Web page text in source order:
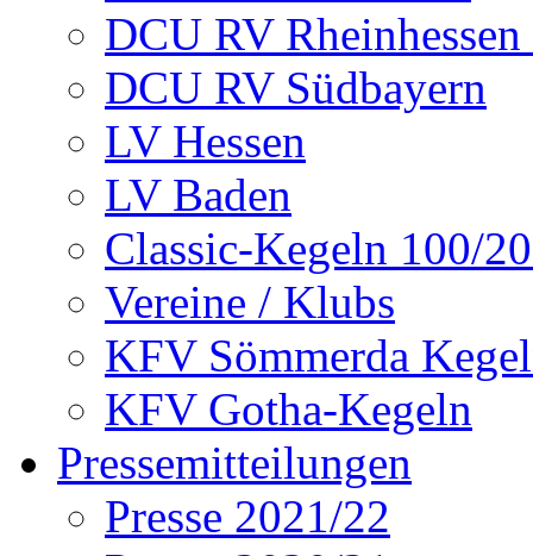
DCU RV
DCU RV Südbayern
LV Hessen
LV Baden
Classic-Kegeln 100/
Vereine / Klubs
KFV Sömmerda
KFV Gotha-Kegeln
Pressemitteilungen
Presse 2021/22